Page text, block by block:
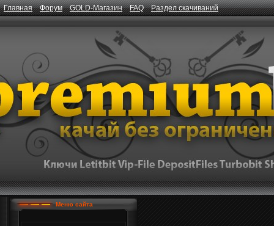
Главная Форум GOLD-Магазин FAQ Раздел скачиваний
Меню сайта